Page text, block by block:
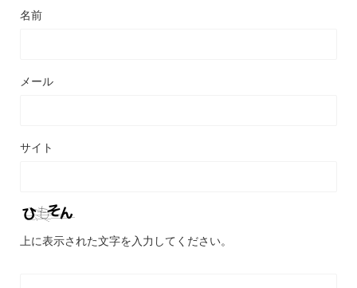
名前
メール
サイト
上に表示された文字を入力してください。